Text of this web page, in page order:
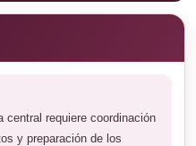
central requiere coordinación
y preparación de los